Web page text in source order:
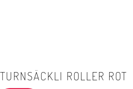
TURNSÄCKLI ROLLER ROT